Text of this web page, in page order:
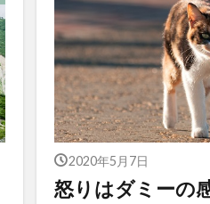
2020年5月7日
怒りはダミーの